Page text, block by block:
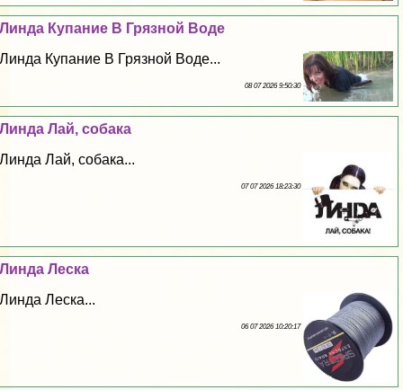
Линда Купание В Грязной Воде
Линда Купание В Грязной Воде...
08 07 2026 9:50:30
Линда Лай, собака
Линда Лай, собака...
07 07 2026 18:23:30
Линда Леска
Линда Леска...
06 07 2026 10:20:17